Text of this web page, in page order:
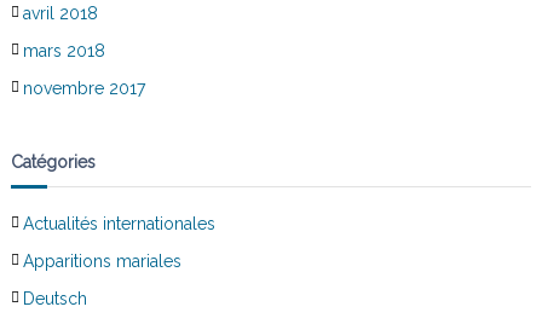
avril 2018
mars 2018
novembre 2017
Catégories
Actualités internationales
Apparitions mariales
Deutsch